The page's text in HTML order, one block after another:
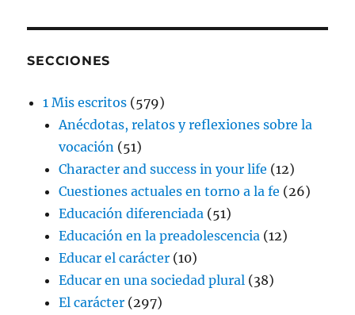
SECCIONES
1 Mis escritos (579)
Anécdotas, relatos y reflexiones sobre la
vocación (51)
Character and success in your life (12)
Cuestiones actuales en torno a la fe (26)
Educación diferenciada (51)
Educación en la preadolescencia (12)
Educar el carácter (10)
Educar en una sociedad plural (38)
El carácter (297)